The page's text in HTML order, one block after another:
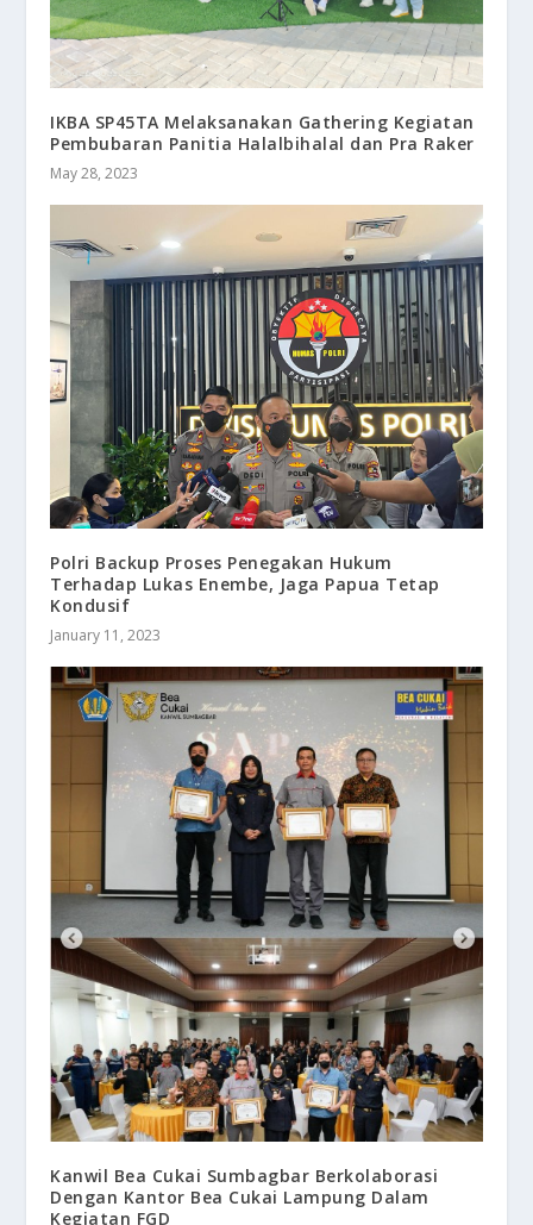
IKBA SP45TA Melaksanakan Gathering Kegiatan
Pembubaran Panitia Halalbihalal dan Pra Raker
May 28, 2023
Polri Backup Proses Penegakan Hukum
Terhadap Lukas Enembe, Jaga Papua Tetap
Kondusif
January 11, 2023
Kanwil Bea Cukai Sumbagbar Berkolaborasi
Dengan Kantor Bea Cukai Lampung Dalam
Kegiatan FGD